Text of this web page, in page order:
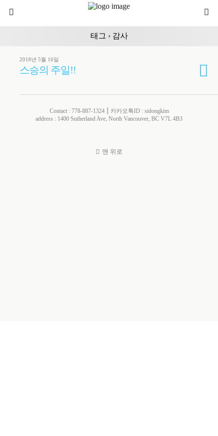
태그 › 감사
2018년 5월 16일
스승의 주일!!
Contact : 778-887-1324 ⎮ 카카오톡ID : sidongkim
address : 1400 Sutherland Ave, North Vancouver, BC V7L 4B3
맨 위로